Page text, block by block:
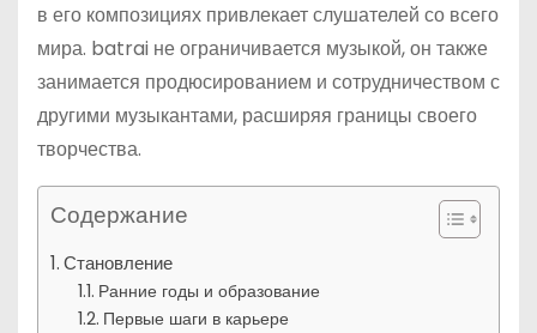
в его композициях привлекает слушателей со всего
мира. batrai не ограничивается музыкой, он также
занимается продюсированием и сотрудничеством с
другими музыкантами, расширяя границы своего
творчества.
Содержание
Становление
Ранние годы и образование
Первые шаги в карьере